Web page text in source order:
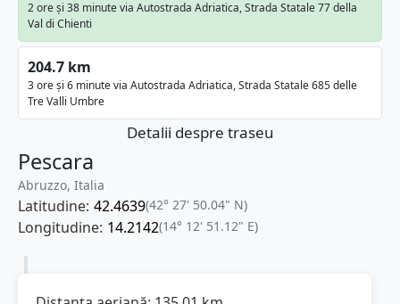
2 ore și 38 minute via Autostrada Adriatica, Strada Statale 77 della
Val di Chienti
204.7 km
3 ore și 6 minute via Autostrada Adriatica, Strada Statale 685 delle
Tre Valli Umbre
Detalii despre traseu
Pescara
Abruzzo, Italia
Latitudine: 42.4639(42° 27' 50.04" N)
Longitudine: 14.2142(14° 12' 51.12" E)